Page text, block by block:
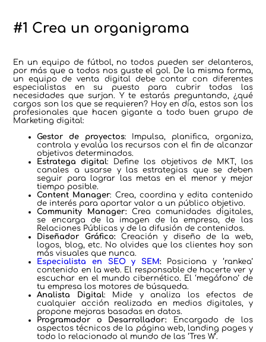
#1 Crea un organigrama
En un equipo de fútbol, no todos pueden ser delanteros,
por más que a todos nos guste el gol. De la misma forma,
un equipo de venta digital debe contar con diferentes
especialistas en su puesto para cubrir todas las
necesidades que surjan. Y te estarás preguntando, ¿qué
cargos son los que se requieren? Hoy en día, estos son los
profesionales que hacen gigante a todo buen grupo de
Marketing digital:
Gestor de proyectos: Impulsa, planifica, organiza,
controla y evalúa los recursos con el fin de alcanzar
objetivos determinados.
Estratega digital: Define los objetivos de MKT, los
canales a usarse y las estrategias que se deben
seguir para lograr las metas en el menor y mejor
tiempo posible.
Content Manager: Crea, coordina y edita contenido
de interés para aportar valor a un público objetivo.
Community Manager:Crea comunidades digitales,
se encarga de la imagen de la empresa, de las
Relaciones Públicas y de la difusión de contenidos.
Diseñador Gráfico:Creación y diseño de la web,
logos, blog, etc. No olvides que los clientes hoy son
más visuales que nunca.
Especialista en SEO y SEM:Posiciona y ‘rankea’
contenido en la web. El responsable de hacerte ver y
escuchar en el mundo cibernético. El ‘megáfono’ de
tu empresa los motores de búsqueda.
Analista Digital: Mide y analiza los efectos de
cualquier acción realizada en medios digitales, y
propone mejoras basadas en datos.
Programador o Desarrollador: Encargado de los
aspectos técnicos de la página web, landing pages y
todo lo relacionado al mundo de las ‘Tres W’.